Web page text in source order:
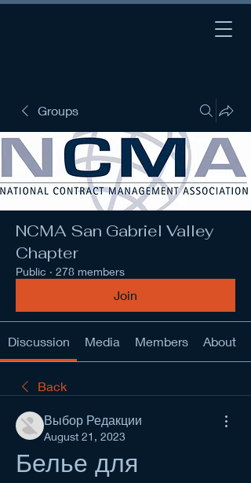
Groups
NCMA San Gabriel Valley
Chapter
Public · 278 members
Join
Discussion Media Members About
Back
Выбор Редакции
August 21, 2023
Белье для